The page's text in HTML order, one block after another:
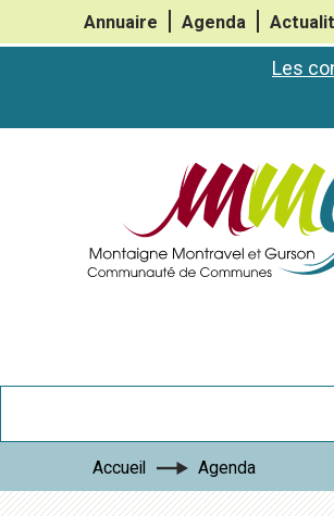
Annuaire Agenda
Les
Accueil Agenda